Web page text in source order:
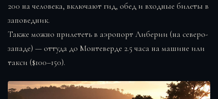
200 на человека, включают гид, обед и входные билеты в
заповедник.
Также можно прилететь в аэропорт Либерии (на северо-
западе) — оттуда до Монтеверде 2.5 часа на машине или
такси ($100–150).